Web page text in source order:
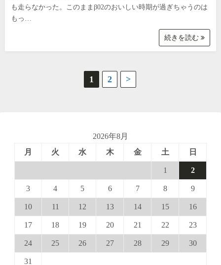
も走らなかった。このままβ02のおいしい時期が過ぎちゃうのは
もっ…
続きを読む
送
り
1 2 >
2026年8月
月
火 水 木 金 土 日
1 2
3 4 5 6 7 8 9
10 11 12 13 14 15 16
17 18 19 20 21 22 23
24 25 26 27 28 29 30
31